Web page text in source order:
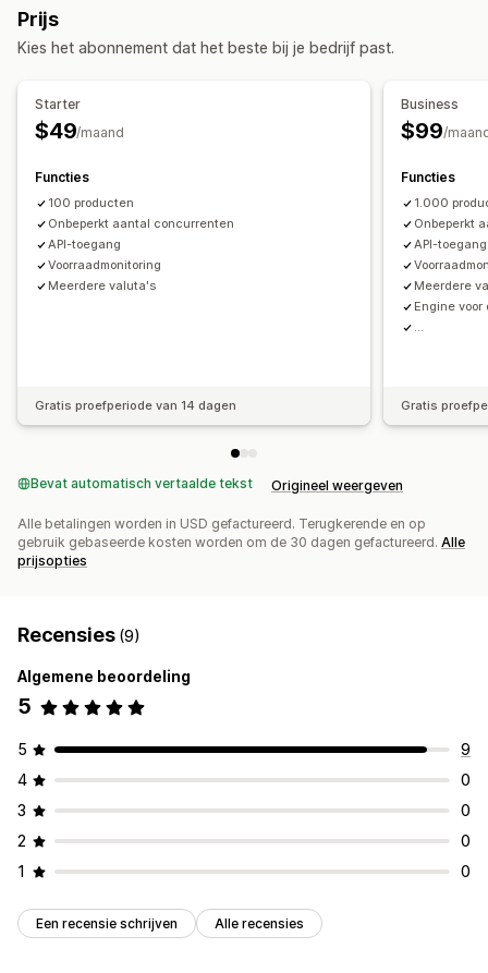
Monitoring
Prijs volgen
Prijsmeldingen
Prijsgeschiedenis
Dashboards
Prijs
Kies het abonnement dat het beste bij je bedrijf past.
Starter
$49/maand
Functies
100 producten
Onbeperkt aantal concurrenten
API-toegang
Voorraadmonitoring
Meerdere valuta's
Gratis proefperiode van 14 dagen
Business
$99/
Functies
1.000
Onbeperkt
API-toegang
Meerdere
Engine
...
Gratis
Bevat automatisch vertaalde tekst Origineel weergeven
Alle betalingen worden in USD gefactureerd. Terugkerende en op
gebruik gebaseerde kosten worden om de 30 dagen gefactureerd. Alle
prijsopties
Recensies (9)
Algemene beoordeling
5
5
9
4
0
3
0
2
0
1
0
Een recensie schrijven Alle recensies